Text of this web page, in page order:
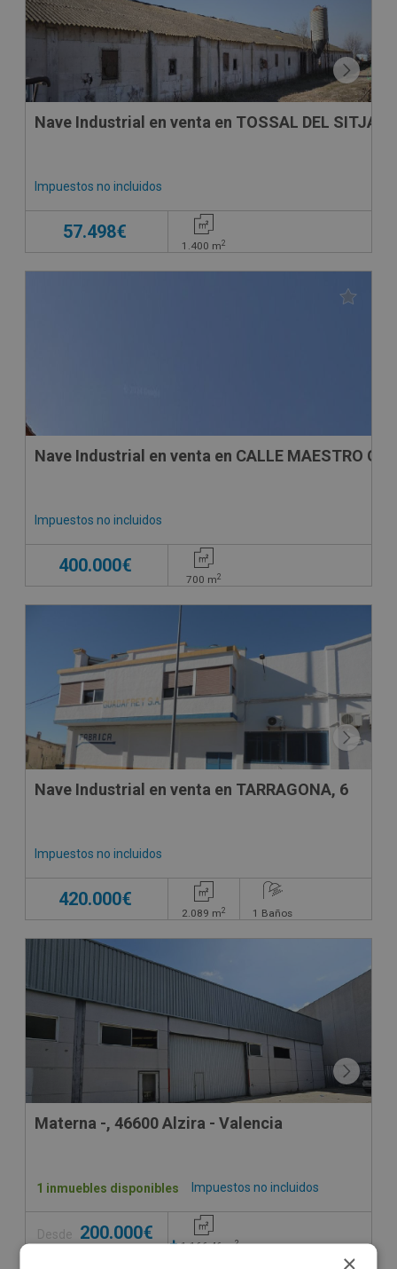
Nave Industrial en venta en TOSSAL DEL SITJA,
Impuestos no incluidos
57.498€
1.400 m2
Nave Industrial en venta en CALLE MAESTRO
Impuestos no incluidos
400.000€
700 m2
CONDICIONES ESPECIALES
Nave Industrial en venta en TARRAGONA, 6
Impuestos no incluidos
420.000€
2.089 m2 1 Baños
Materna -, 46600 Alzira - Valencia
Impuestos no incluidos
1 inmuebles disponibles
Desde 200.000€
+ 1.166,46m2
×